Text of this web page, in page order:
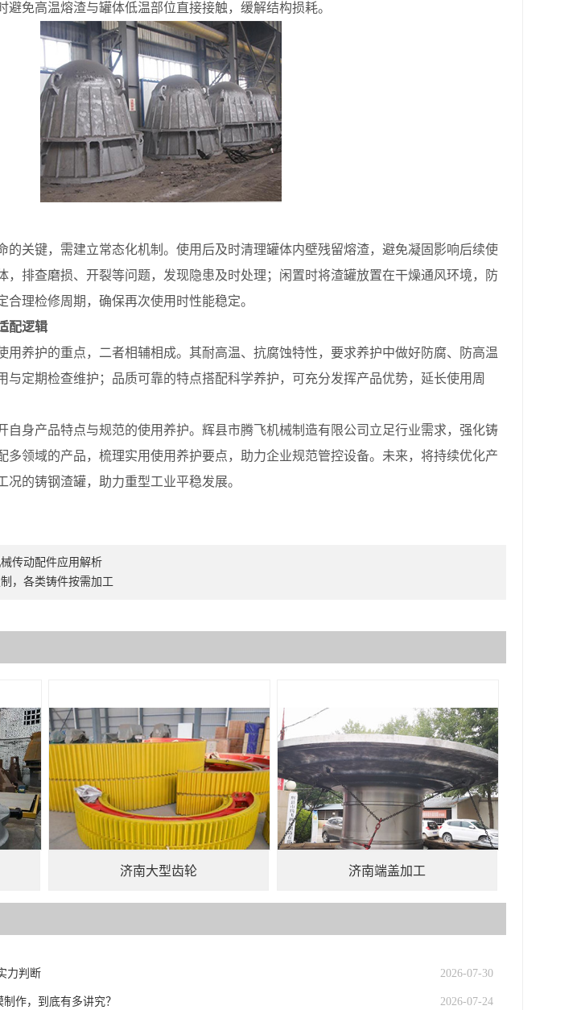
免高温熔渣与罐体低温部位直接接触，缓解结构损耗。
关键，需建立常态化机制。使用后及时清理罐体内壁残留熔渣，避免凝固影响后续使
，排查磨损、开裂等问题，发现隐患及时处理；闲置时将渣罐放置在干燥通风环境，防
理检修周期，确保再次使用时性能稳定。
配逻辑
养护的重点，二者相辅相成。其耐高温、抗腐蚀特性，要求养护中做好防腐、防高温
与定期检查维护；品质可靠的特点搭配科学养护，可充分发挥产品优势，延长使用周
身产品特点与规范的使用养护。辉县市腾飞机械制造有限公司立足行业需求，强化铸
多领域的产品，梳理实用使用养护要点，助力企业规范管控设备。未来，将持续优化产
的铸钢渣罐，助力重型工业平稳发展。
传动配件应用解析
，各类铸件按需加工
济南大型齿轮 济南端盖加工
力判断 2026-07-30
作，到底有多讲究？ 2026-07-24